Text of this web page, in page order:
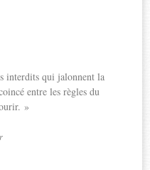
interdits qui jalonnent la
entre les règles du
»